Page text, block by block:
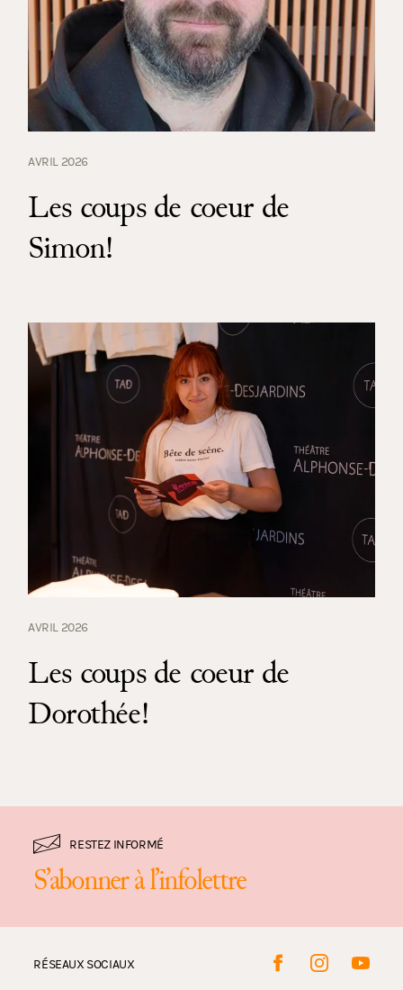
AVRIL 2026
Les coups de coeur de
Simon!
AVRIL 2026
Les coups de coeur de
Dorothée!
RESTEZ INFORMÉ
S’abonner à l’infolettre
RÉSEAUX SOCIAUX